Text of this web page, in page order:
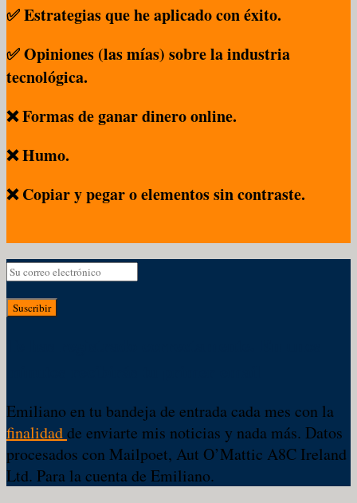
✅ Estrategias que he aplicado con éxito.
✅ Opiniones (las mías) sobre la industria
tecnológica.
❌ Formas de ganar dinero online.
❌ Humo.
❌ Copiar y pegar o elementos sin contraste.
Suscribir
Emiliano en tu bandeja de entrada cada mes con la
finalidadde enviarte mis noticias y nada más. Datos
procesados con Mailpoet, Aut O’Mattic A8C Ireland
Ltd. Para la cuenta de Emiliano.